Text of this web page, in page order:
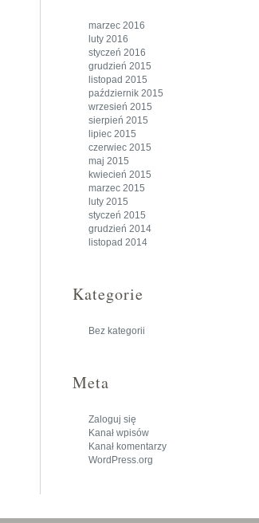
marzec 2016
luty 2016
styczeń 2016
grudzień 2015
listopad 2015
październik 2015
wrzesień 2015
sierpień 2015
lipiec 2015
czerwiec 2015
maj 2015
kwiecień 2015
marzec 2015
luty 2015
styczeń 2015
grudzień 2014
listopad 2014
Kategorie
Bez kategorii
Meta
Zaloguj się
Kanał wpisów
Kanał komentarzy
WordPress.org